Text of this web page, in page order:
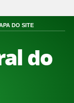
DO SITE
do